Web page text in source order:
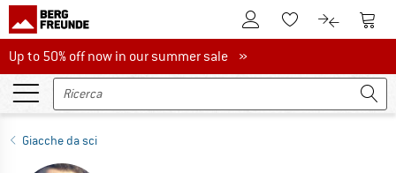
Al conto clienteAlla lista
Al Al
Up to 50% off now in our summer sale
Up to 50% off now in our summer sale »
Giacche da sci